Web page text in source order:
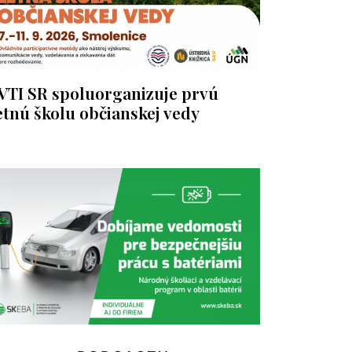
SR spoluorganizuje prvú
školu občianskej vedy